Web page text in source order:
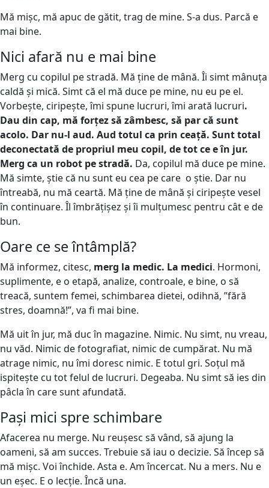
Mă mișc, mă apuc de gătit, trag de mine. S-a dus. Parcă e
mai bine.
Nici afară nu e mai bine
Merg cu copilul pe stradă. Mă ține de mână. Îi simt mânuța
caldă și mică. Simt că el mă duce pe mine, nu eu pe el.
Vorbește, ciripește, îmi spune lucruri, îmi arată lucruri.
Dau din cap, mă forțez să zâmbesc, să par că sunt
acolo. Dar nu-l aud. Aud totul ca prin ceață. Sunt total
deconectată de propriul meu copil, de tot ce e în jur.
Merg ca un robot pe stradă. Da, copilul mă duce pe mine.
Mă simte, știe că nu sunt eu cea pe care o știe. Dar nu
întreabă, nu mă ceartă. Mă ține de mână și ciripește vesel
în continuare. Îl îmbrățișez și îi mulțumesc pentru cât e de
bun.
Oare ce se întâmplă?
Mă informez, citesc, merg la medic. La medici. Hormoni,
suplimente, e o etapă, analize, controale, e bine, o să
treacă, suntem femei, schimbarea dietei, odihnă, ”fără
stres, doamnă!”, va fi mai bine.
Mă uit în jur, mă duc în magazine. Nimic. Nu simt, nu vreau,
nu văd. Nimic de fotografiat, nimic de cumpărat. Nu mă
atrage nimic, nu îmi doresc nimic. E totul gri. Soțul mă
ispitește cu tot felul de lucruri. Degeaba. Nu simt să ies din
pâcla în care sunt afundată.
Pași mici spre schimbare
Afacerea nu merge. Nu reușesc să vând, să ajung la
oameni, să am succes. Trebuie să iau o decizie. Să încep să
mă mișc. Voi închide. Asta e. Am încercat. Nu a mers. Nu e
un eșec. E o lecție. Încă una.